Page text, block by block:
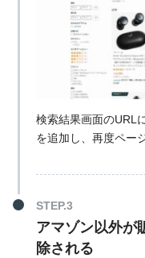
検索結果画面のURL
を追加し、再度ペー
アマゾン以外が
除される